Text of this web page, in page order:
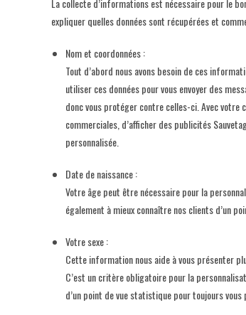
La collecte d’informations est nécessaire pour le
expliquer quelles données sont récupérées et
Nom et coordonnées :
Tout d’abord nous avons besoin de ces
utiliser ces données pour vous envoyer des
donc vous protéger contre celles-ci. Avec votre
commerciales, d’afficher des publicités
personnalisée.
Date de naissance :
Votre âge peut être nécessaire pour la
également à mieux connaître nos clients d’un
Votre sexe :
Cette information nous aide à vous présenter
C’est un critère obligatoire pour la
d’un point de vue statistique pour toujours